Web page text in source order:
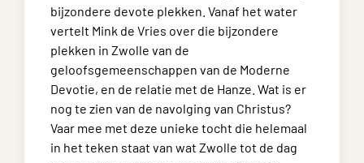
bijzondere devote plekken. Vanaf het water
vertelt Mink de Vries over die bijzondere
plekken in Zwolle van de
geloofsgemeenschappen van de Moderne
Devotie, en de relatie met de Hanze. Wat is er
nog te zien van de navolging van Christus?
Vaar mee met deze unieke tocht die helemaal
in het teken staat van wat Zwolle tot de dag